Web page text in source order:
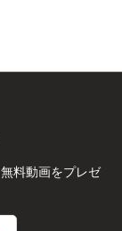
無料動画をプレゼ